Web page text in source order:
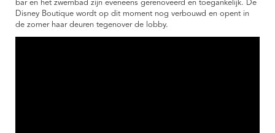
bar en het zwembad zijn eveneens gerenoveerd en toegankelijk. De
Disney Boutique wordt op dit moment nog verbouwd en opent in
de zomer haar deuren tegenover de lobby.